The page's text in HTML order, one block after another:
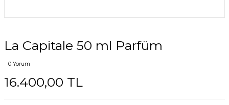
La Capitale 50 ml Parfüm
0 Yorum
16.400,00 TL